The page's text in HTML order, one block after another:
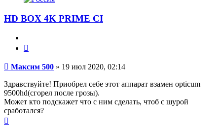
HD BOX 4K PRIME CI
Сообщение
Максим 500 » 19 июл 2020, 02:14
Здравствуйте! Приобрел себе этот аппарат взамен opticum
9500hd(сгорел после грозы).
Может кто подскажет что с ним сделать, чтоб с шурой
сработался?